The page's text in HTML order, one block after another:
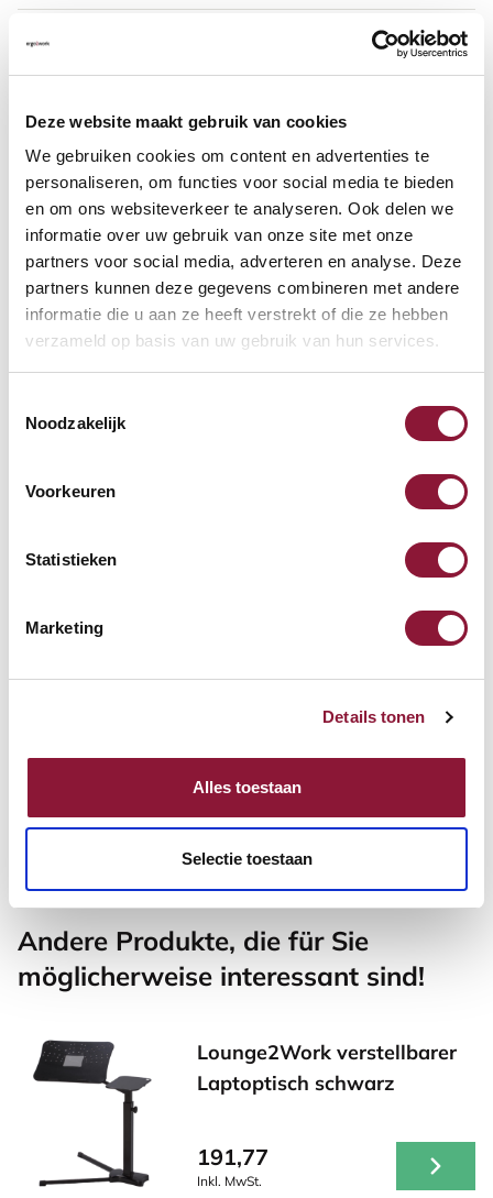
Deze website maakt gebruik van cookies
We gebruiken cookies om content en advertenties te
personaliseren, om functies voor social media te bieden
en om ons websiteverkeer te analyseren. Ook delen we
informatie over uw gebruik van onze site met onze
partners voor social media, adverteren en analyse. Deze
partners kunnen deze gegevens combineren met andere
informatie die u aan ze heeft verstrekt of die ze hebben
verzameld op basis van uw gebruik van hun services.
Noodzakelijk
Voorkeuren
Statistieken
Marketing
Details tonen
Alles toestaan
Selectie toestaan
Häufig gestellte Fragen
Häufig zusammen gekauft mit
S-board 840 Design
kabelgebundene Mini-
Tastatur US silber
68,71
SRM Evolution vertikale
Maus rechtshändig kabellos
98,18
Inkl. MwSt.
Andere Produkte, die für Sie
möglicherweise interessant sind!
Lounge2Work verstellbarer
Laptoptisch schwarz
191,77
Inkl. MwSt.